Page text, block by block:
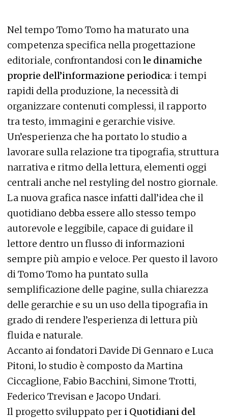
Nel tempo Tomo Tomo ha maturato una
competenza specifica nella progettazione
editoriale, confrontandosi conle dinamiche
proprie dell’informazione periodica: i tempi
rapidi della produzione, la necessità di
organizzare contenuti complessi, il rapporto
tra testo, immagini e gerarchie visive.
Un’esperienza che ha portato lo studio a
lavorare sulla relazione tra tipografia, struttura
narrativa e ritmo della lettura, elementi oggi
centrali anche nel restyling del nostro giornale.
La nuova grafica nasce infatti dall’idea che il
quotidiano debba essere allo stesso tempo
autorevole e leggibile, capace di guidare il
lettore dentro un flusso di informazioni
sempre più ampio e veloce. Per questo il lavoro
di Tomo Tomo ha puntato sulla
semplificazione delle pagine, sulla chiarezza
delle gerarchie e su un uso della tipografia in
grado di rendere l’esperienza di lettura più
fluida e naturale.
Accanto ai fondatori Davide Di Gennaro e Luca
Pitoni, lo studio è composto da Martina
Ciccaglione, Fabio Bacchini, Simone Trotti,
Federico Trevisan e Jacopo Undari.
Il progetto sviluppato per i Quotidiani del